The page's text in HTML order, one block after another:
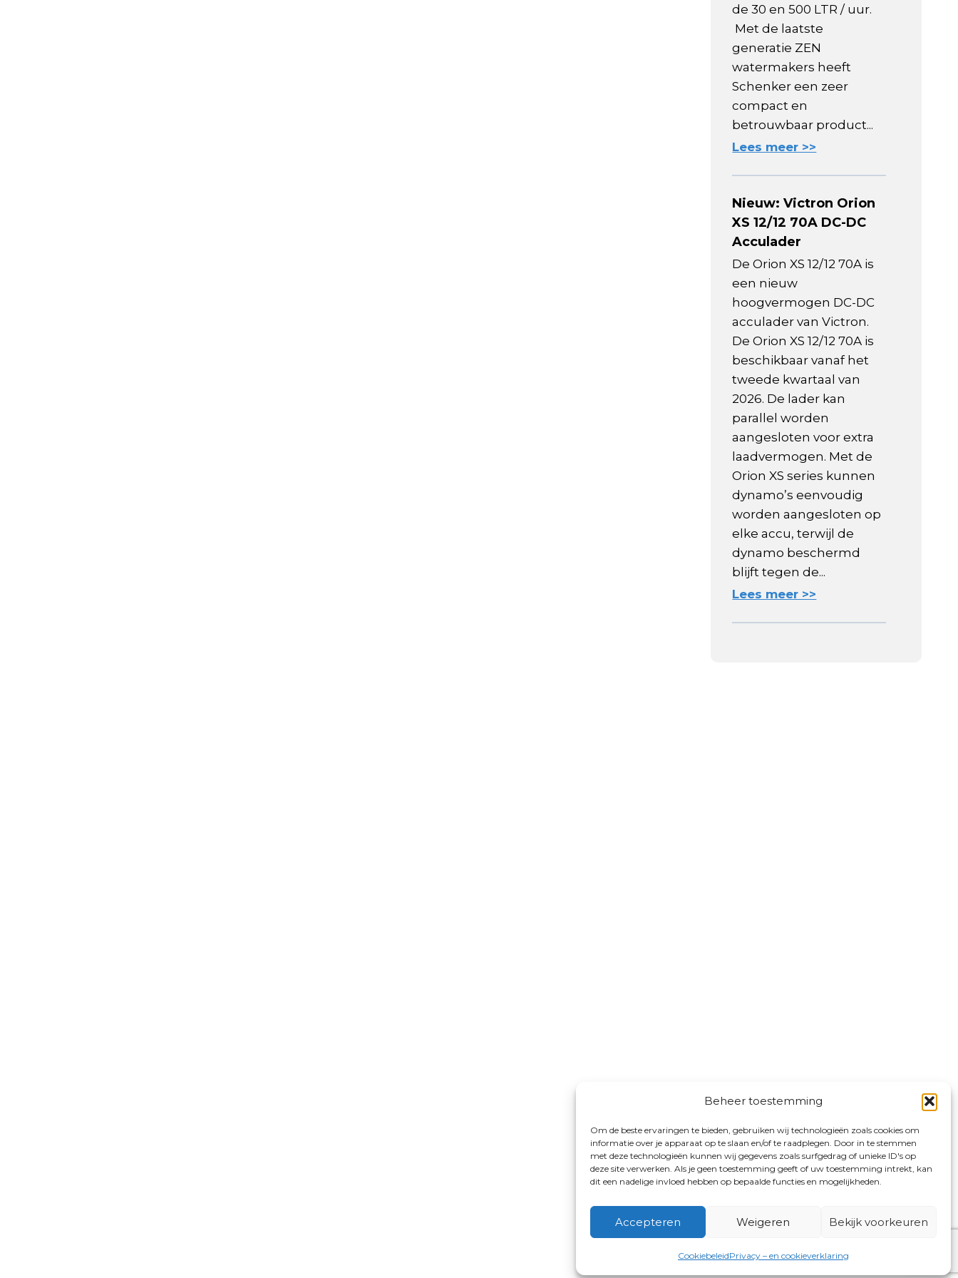
Beheer toestemming
Om de beste ervaringen te bieden, gebruiken wij technologieën zoals cookies om
informatie over je apparaat op te slaan en/of te raadplegen. Door in te stemmen
met deze technologieën kunnen wij gegevens zoals surfgedrag of unieke ID's op
deze site verwerken. Als je geen toestemming geeft of uw toestemming intrekt, kan
dit een nadelige invloed hebben op bepaalde functies en mogelijkheden.
Accepteren Weigeren Bekijk voorkeuren
CookiebeleidPrivacy – en cookieverklaring
de 30 en 500 LTR / uur.
Met de laatste
generatie ZEN
watermakers heeft
Schenker een zeer
compact en
betrouwbaar product...
Lees meer >>
Nieuw: Victron Orion
XS 12/12 70A DC-DC
Acculader
De Orion XS 12/12 70A is
een nieuw
hoogvermogen DC-DC
acculader van Victron.
De Orion XS 12/12 70A is
beschikbaar vanaf het
tweede kwartaal van
2026. De lader kan
parallel worden
aangesloten voor extra
laadvermogen. Met de
Orion XS series kunnen
dynamo’s eenvoudig
worden aangesloten op
elke accu, terwijl de
dynamo beschermd
blijft tegen de...
Lees meer >>